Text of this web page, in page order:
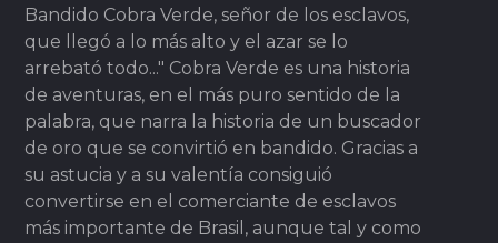
Bandido Cobra Verde, señor de los esclavos,
que llegó a lo más alto y el azar se lo
arrebató todo..." Cobra Verde es una historia
de aventuras, en el más puro sentido de la
palabra, que narra la historia de un buscador
de oro que se convirtió en bandido. Gracias a
su astucia y a su valentía consiguió
convertirse en el comerciante de esclavos
más importante de Brasil, aunque tal y como